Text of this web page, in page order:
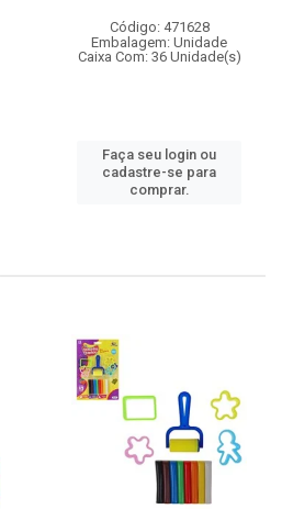
Código: 471628
Embalagem: Unidade
Caixa Com: 36 Unidade(s)
Faça seu login ou
cadastre-se para
comprar.